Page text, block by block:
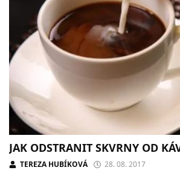
JAK ODSTRANIT SKVRNY OD
TEREZA HUBÍKOVÁ 28. 08. 2017